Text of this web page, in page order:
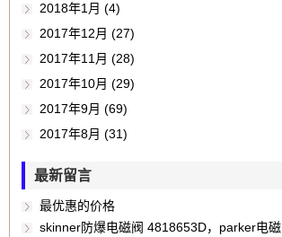
2018年1月 (4)
2017年12月 (27)
2017年11月 (28)
2017年10月 (29)
2017年9月 (69)
2017年8月 (31)
最新留言
最优惠的价格
skinner防爆电磁阀 4818653D，parker电磁